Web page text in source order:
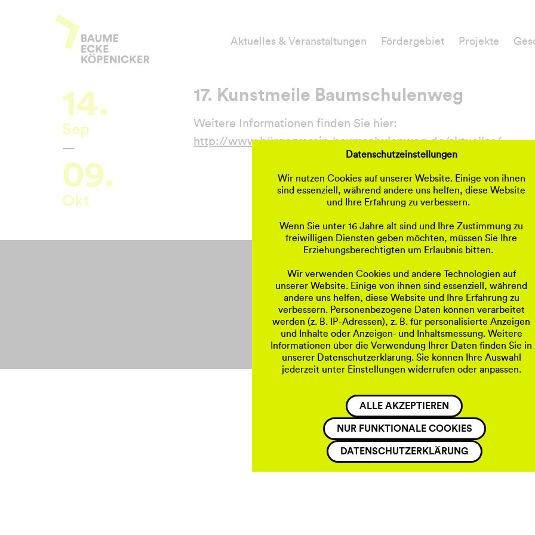
Aktuelles & Veranstaltungen
Fördergebiet Projekte
14.
Sep
—
09.
Okt
17. Kunstmeile Baumschulenweg
Weitere Informationen finden Sie hier:
http://www.bürgerverein-baumschulenweg.de/aktuelles/
Datenschutzeinstellungen
Wir nutzen Cookies auf unserer Website. Einige von ihnen
sind essenziell, während andere uns helfen, diese Website
und Ihre Erfahrung zu verbessern.
Wenn Sie unter 16 Jahre alt sind und Ihre Zustimmung zu
freiwilligen Diensten geben möchten, müssen Sie Ihre
Erziehungsberechtigten um Erlaubnis bitten.
Wir verwenden Cookies und andere Technologien auf
unserer Website. Einige von ihnen sind essenziell, während
andere uns helfen, diese Website und Ihre Erfahrung zu
verbessern. Personenbezogene Daten können verarbeitet
werden (z. B. IP-Adressen), z. B. für personalisierte Anzeigen
und Inhalte oder Anzeigen- und Inhaltsmessung. Weitere
Informationen über die Verwendung Ihrer Daten finden Sie in
unserer Datenschutzerklärung. Sie können Ihre Auswahl
jederzeit unter Einstellungen widerrufen oder anpassen.
ALLE AKZEPTIEREN
NUR FUNKTIONALE COOKIES
DATENSCHUTZERKLÄRUNG